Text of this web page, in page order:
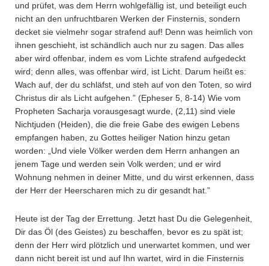
und prüfet, was dem Herrn wohlgefällig ist, und beteiligt euch
nicht an den unfruchtbaren Werken der Finsternis, sondern
decket sie vielmehr sogar strafend auf! Denn was heimlich von
ihnen geschieht, ist schändlich auch nur zu sagen. Das alles
aber wird offenbar, indem es vom Lichte strafend aufgedeckt
wird; denn alles, was offenbar wird, ist Licht. Darum heißt es:
Wach auf, der du schläfst, und steh auf von den Toten, so wird
Christus dir als Licht aufgehen.” (Epheser 5, 8-14) Wie vom
Propheten Sacharja vorausgesagt wurde, (2,11) sind viele
Nichtjuden (Heiden), die die freie Gabe des ewigen Lebens
empfangen haben, zu Gottes heiliger Nation hinzu getan
worden: „Und viele Völker werden dem Herrn anhangen an
jenem Tage und werden sein Volk werden; und er wird
Wohnung nehmen in deiner Mitte, und du wirst erkennen, dass
der Herr der Heerscharen mich zu dir gesandt hat.”
Heute ist der Tag der Errettung. Jetzt hast Du die Gelegenheit,
Dir das Öl (des Geistes) zu beschaffen, bevor es zu spät ist;
denn der Herr wird plötzlich und unerwartet kommen, und wer
dann nicht bereit ist und auf Ihn wartet, wird in die Finsternis